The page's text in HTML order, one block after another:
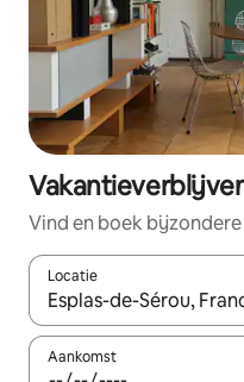
Vind en boek
Locatie
Wanneer er resultaten
Aankomst